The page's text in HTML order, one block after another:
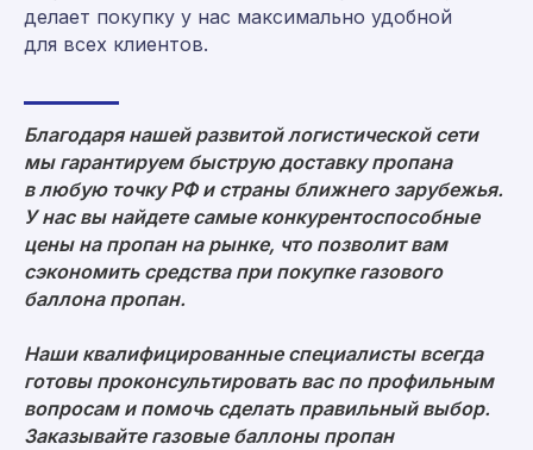
делает покупку у нас максимально удобной
для всех клиентов.
Благодаря нашей развитой логистической сети
мы гарантируем быструю доставку пропана
в любую точку РФ и страны ближнего зарубежья.
У нас вы найдете самые конкурентоспособные
цены на пропан на рынке, что позволит вам
сэкономить средства при покупке газового
баллона пропан.
Наши квалифицированные специалисты всегда
готовы проконсультировать вас по профильным
вопросам и помочь сделать правильный выбор.
Заказывайте газовые баллоны пропан
Москва, ул. Средняя Калитниковская
26/27с1 (офис 603)
Римская, Нижегородская, Площадь Ильича
пн-пт 09:00-18:00
Согласие на обработку персональных данных
Политика конфиденциальности